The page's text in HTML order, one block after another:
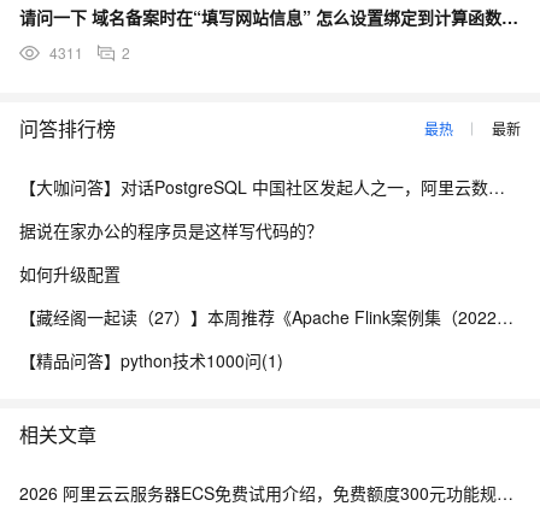
请问一下 域名备案时在“填写网站信息” 怎么设置绑定到计算函数中呢 不想设置ECS。
4311 2
问答排行榜 最热 最新
【大咖问答】对话PostgreSQL 中国社区发起人之一，阿里云数据库高级专家 德哥
据说在家办公的程序员是这样写代码的？
如何升级配置
【藏经阁一起读（27）】本周推荐《Apache Flink案例集（2022版）》，你有哪些心得？
【精品问答】python技术1000问(1)
相关文章
2026 阿里云云服务器ECS免费试用介绍，免费额度300元功能规则介绍